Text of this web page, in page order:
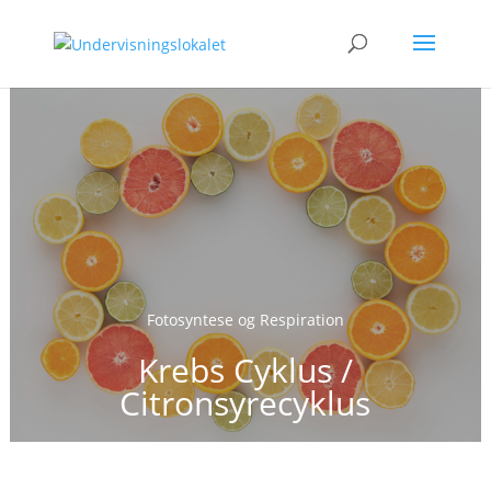
Fotosyntese og Respiration
Krebs Cyklus /
Citronsyrecyklus